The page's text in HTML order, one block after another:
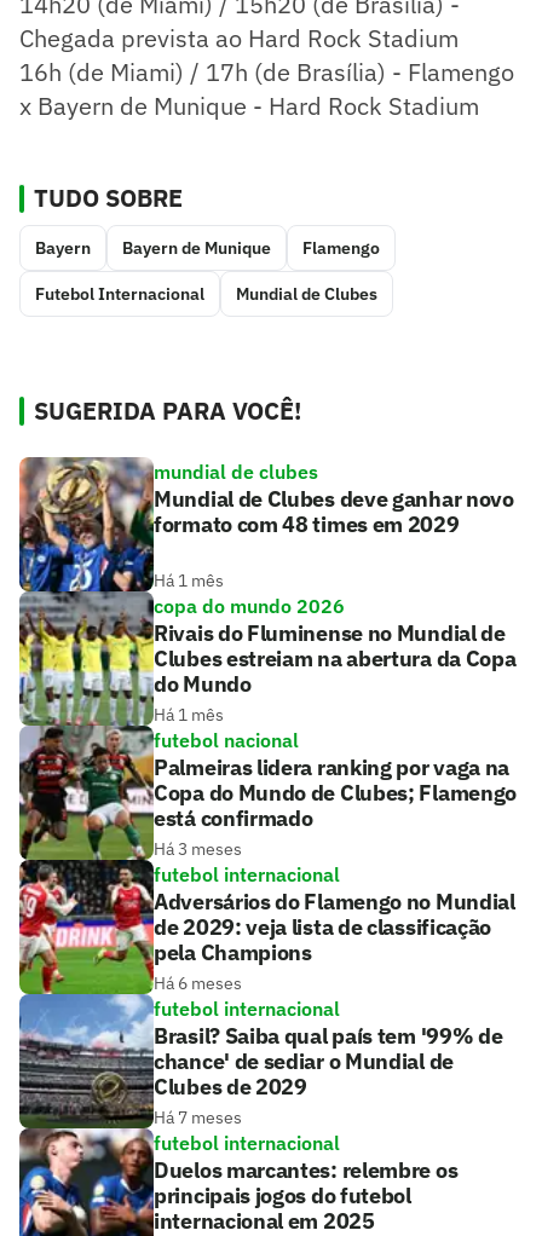
Chegada prevista ao Hard Rock Stadium
16h (de Miami) / 17h (de Brasília) - Flamengo
x Bayern de Munique - Hard Rock Stadium
TUDO SOBRE
Bayern Bayern de Munique Flamengo
Futebol Internacional Mundial de Clubes
SUGERIDA PARA VOCÊ!
mundial de clubes
Mundial de Clubes deve ganhar novo
formato com 48 times em 2029
Há 1 mês
copa do mundo 2026
Rivais do Fluminense no Mundial de
Clubes estreiam na abertura da Copa
do Mundo
Há 1 mês
futebol nacional
Palmeiras lidera ranking por vaga na
Copa do Mundo de Clubes; Flamengo
está confirmado
Há 3 meses
futebol internacional
Adversários do Flamengo no Mundial
de 2029: veja lista de classificação
pela Champions
Há 6 meses
futebol internacional
Brasil? Saiba qual país tem '99% de
chance' de sediar o Mundial de
Clubes de 2029
Há 7 meses
futebol internacional
Duelos marcantes: relembre os
principais jogos do futebol
internacional em 2025